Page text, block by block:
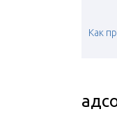
Как